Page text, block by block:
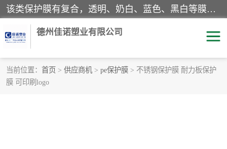
该类保护膜有复合，透明、奶白、蓝色、黑白等膜型。特高粘，高粘，中高粘，中粘，中低粘，低粘等。对于不同的粘力要求有相应的产品相适配。无胶渍残留污染。在较宽的收卷幅度下平整无皱纹，收卷长度大，利于机械化及自动化施工粘贴。为您的产品提供的表面保护解决方案。 产品广泛适用于：铝材、不锈钢、金属、塑料、电子、家电、家具、玻璃、化工材料、装饰材料等。
德州佳诺塑业有限公司
当前位置： 首页 > 供应商机 > pe保护膜 > 不锈钢保护膜 耐力板保护
膜 可印刷logo